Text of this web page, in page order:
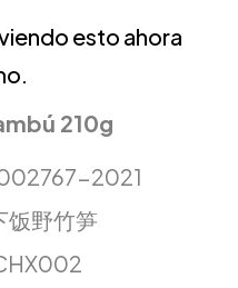
esto ahora
210g
2021
饭野竹笋